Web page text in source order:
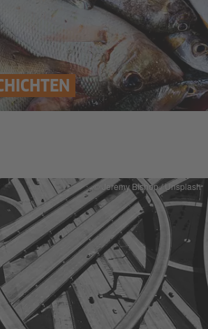
© Jeremy Bishop / Unsplash